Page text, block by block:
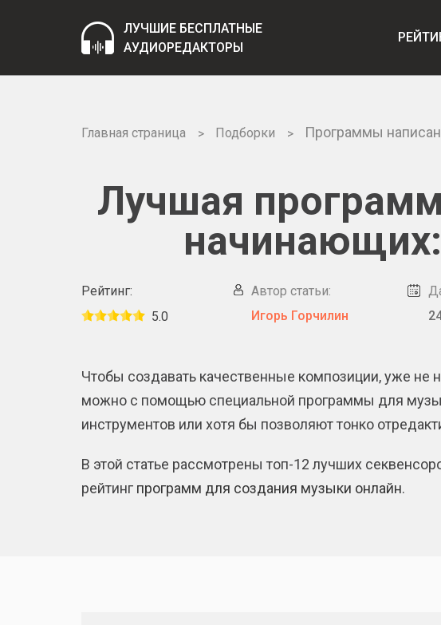
ЛУЧШИЕ БЕСПЛАТНЫЕ
АУДИОРЕДАКТОРЫ
Главная страница Подборки Программы
Лучшая
Рейтинг:
5.0
Автор статьи:
Игорь Горчилин
Чтобы создавать качественные композиции, уже не
можно с помощью специальной программы для
инструментов или хотя бы позволяют тонко
В этой статье рассмотрены топ-12 лучших
рейтинг программ для создания музыки онлайн.